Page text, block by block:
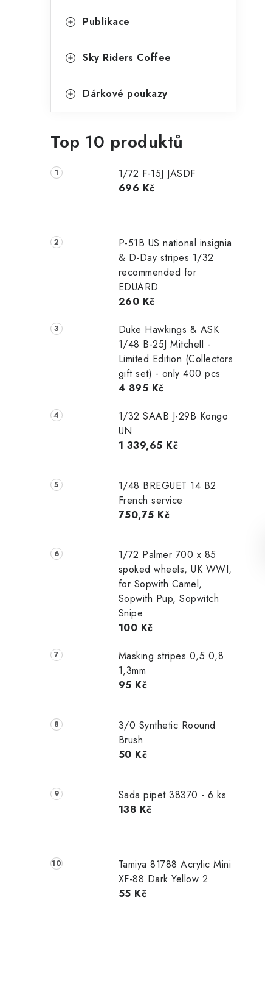
Publikace
Sky Riders Coffee
Dárkové poukazy
Top 10 produktů
1/72 F-15J JASDF
696 Kč
P-51B US national insignia
& D-Day stripes 1/32
recommended for
EDUARD
260 Kč
Duke Hawkings & ASK
1/48 B-25J Mitchell -
Limited Edition (Collectors
gift set) - only 400 pcs
4 895 Kč
1/32 SAAB J-29B Kongo
UN
1 339,65 Kč
1/48 ‌‌BREGUET 14 B2
French service
750,75 Kč
1/72 Palmer 700 x 85
spoked wheels, UK WWI,
for Sopwith Camel,
Sopwith Pup, Sopwitch
Snipe
100 Kč
Masking stripes 0,5 0,8
1,3mm
95 Kč
3/0 Synthetic Roound
Brush
50 Kč
Sada pipet 38370 - 6 ks
138 Kč
Tamiya 81788 Acrylic Mini
XF-88 Dark Yellow 2
55 Kč